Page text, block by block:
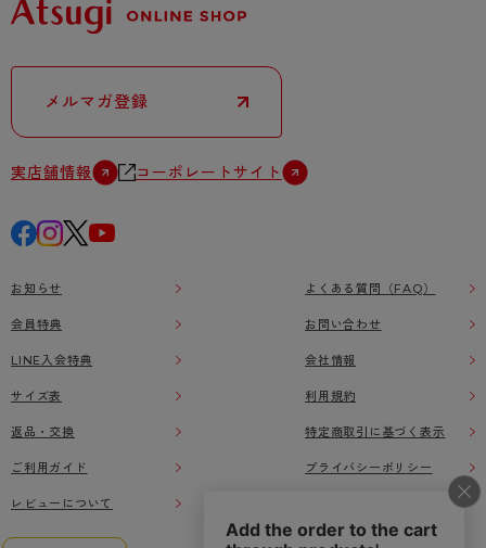
メルマガ登録
実店舗情報 コーポレートサイト
お知らせ
会員特典
LINE入会特典
サイズ表
返品・交換
ご利用ガイド
レビューについて
よくある質問（FAQ）
お問い合わせ
会社情報
利用規約
特定商取引に基づく表示
プライバシーポリシー